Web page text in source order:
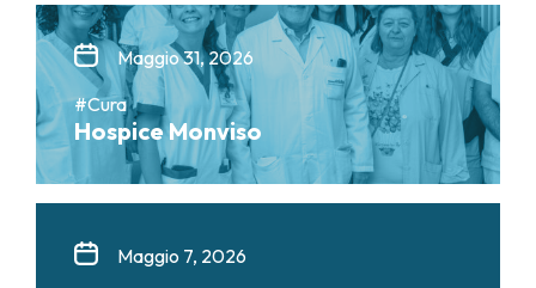
Maggio 31, 2026
#Cura
Hospice Monviso
Maggio 7, 2026